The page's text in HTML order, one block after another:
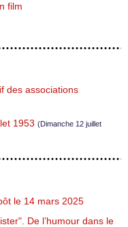
film
des associations
1953 (Dimanche 12 juillet
le 14 mars 2025
De l’humour dans le